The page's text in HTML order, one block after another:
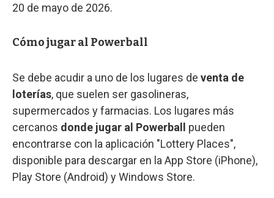
20 de mayo de 2026.
Cómo jugar al Powerball
Se debe acudir a uno de los lugares de venta de
loterías, que suelen ser gasolineras,
supermercados y farmacias. Los lugares más
cercanos donde jugar al Powerball
pueden
encontrarse con la aplicación "Lottery Places",
disponible para descargar en la App Store (iPhone),
Play Store (Android) y Windows Store.